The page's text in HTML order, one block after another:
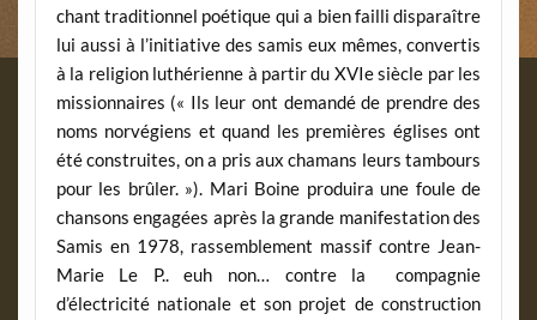
chant traditionnel poétique qui a bien failli disparaître
lui aussi à l’initiative des samis eux mêmes, convertis
à la religion luthérienne à partir du XVIe siècle par les
missionnaires (« Ils leur ont demandé de prendre des
noms norvégiens et quand les premières églises ont
été construites, on a pris aux chamans leurs tambours
pour les brûler. »). Mari Boine produira une foule de
chansons engagées après la grande manifestation des
Samis en 1978, rassemblement massif contre Jean-
Marie Le P.. euh non… contre la compagnie
d’électricité nationale et son projet de construction